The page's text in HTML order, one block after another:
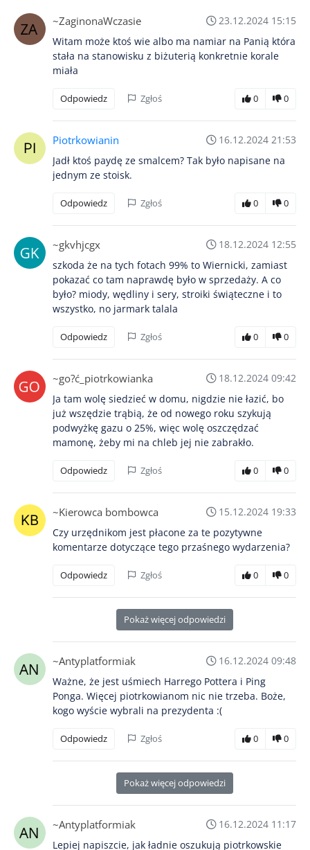
~ZaginonaWczasie
23.12.2024 15:15
Witam może ktoś wie albo ma namiar na Panią która
stała na stanowisku z biżuterią konkretnie korale
miała
Odpowiedz Zgłoś 0 0
Piotrkowianin
16.12.2024 21:53
Jadł ktoś paydę ze smalcem? Tak było napisane na
jednym ze stoisk.
Odpowiedz Zgłoś 0 0
~gkvhjcgx
18.12.2024 12:55
szkoda że na tych fotach 99% to Wiernicki, zamiast
pokazać co tam naprawdę było w sprzedaży. A co
było? miody, wędliny i sery, stroiki świąteczne i to
wszystko, no jarmark talala
Odpowiedz Zgłoś 0 0
~go?ć_piotrkowianka
18.12.2024 09:42
Ja tam wolę siedzieć w domu, nigdzie nie łazić, bo
już wszędzie trąbią, że od nowego roku szykują
podwyżkę gazu o 25%, więc wolę oszczędzać
mamonę, żeby mi na chleb jej nie zabrakło.
Odpowiedz Zgłoś 0 0
~Kierowca bombowca
15.12.2024 19:33
Czy urzędnikom jest płacone za te pozytywne
komentarze dotyczące tego przaśnego wydarzenia?
Odpowiedz Zgłoś 0 0
Pokaż więcej odpowiedzi
~Antyplatformiak
16.12.2024 09:48
Ważne, że jest uśmiech Harrego Pottera i Ping
Ponga. Więcej piotrkowianom nic nie trzeba. Boże,
kogo wyście wybrali na prezydenta :(
Odpowiedz Zgłoś 0 0
Pokaż więcej odpowiedzi
~Antyplatformiak
16.12.2024 11:17
Lepiej napiszcie, jak ładnie oszukują piotrkowskie